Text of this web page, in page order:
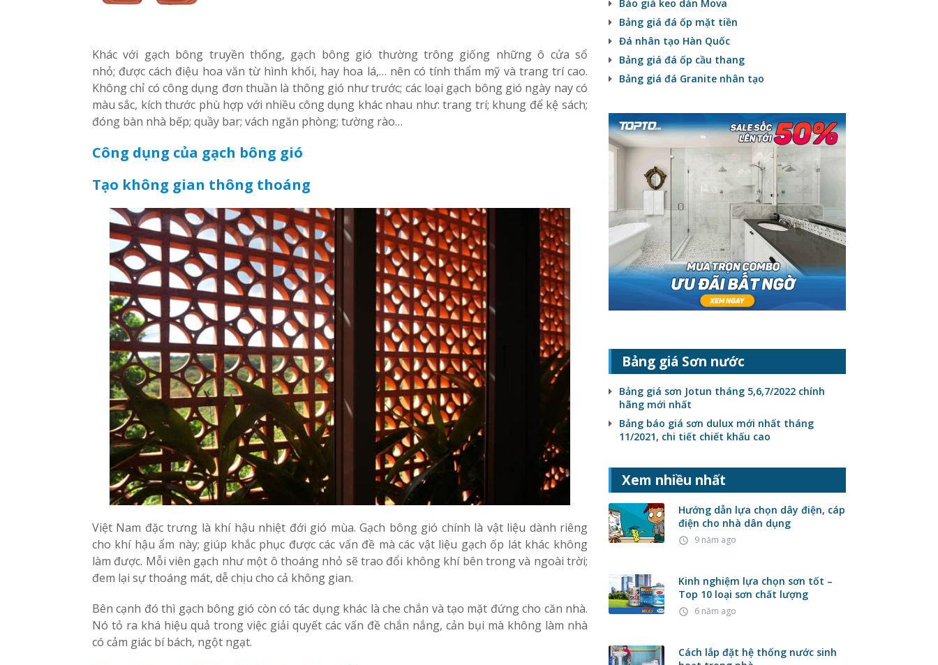
Khác với gạch bông truyền thống, gạch bông gió thường trông giống những ô cửa sổ
nhỏ; được cách điệu hoa văn từ hình khối, hay hoa lá,… nên có tính thẩm mỹ và trang trí cao.
Không chỉ có công dụng đơn thuần là thông gió như trước; các loại gạch bông gió ngày nay có
màu sắc, kích thước phù hợp với nhiều công dụng khác nhau như: trang trí; khung để kệ sách;
đóng bàn nhà bếp; quầy bar; vách ngăn phòng; tường rào…
Công dụng của gạch bông gió
Tạo không gian thông thoáng
Việt Nam đặc trưng là khí hậu nhiệt đới gió mùa. Gạch bông gió chính là vật liệu dành riêng
cho khí hậu ẩm này; giúp khắc phục được các vấn đề mà các vật liệu gạch ốp lát khác không
làm được. Mỗi viên gạch như một ô thoáng nhỏ sẽ trao đổi không khí bên trong và ngoài trời;
đem lại sự thoáng mát, dễ chịu cho cả không gian.
Bên cạnh đó thì gạch bông gió còn có tác dụng khác là che chắn và tạo mặt đứng cho căn nhà.
Nó tỏ ra khá hiệu quả trong việc giải quyết các vấn đề chắn nắng, cản bụi mà không làm nhà
có cảm giác bí bách, ngột ngạt.
Báo giá keo dán Mova
Bảng giá đá ốp mặt tiền
Đá nhân tạo Hàn Quốc
Bảng giá đá ốp cầu thang
Bảng giá đá Granite nhân tạo
Bảng giá Sơn nước
Bảng giá sơn Jotun tháng 5,6,7/2022 chính
hãng mới nhất
Bảng báo giá sơn dulux mới nhất tháng
11/2021, chi tiết chiết khấu cao
Xem nhiều nhất
Hướng dẫn lựa chọn dây điện, cáp
điện cho nhà dân dụng
access_time 9 năm ago
Kinh nghiệm lựa chọn sơn tốt –
Top 10 loại sơn chất lượng
access_time 6 năm ago
Cách lắp đặt hệ thống nước sinh